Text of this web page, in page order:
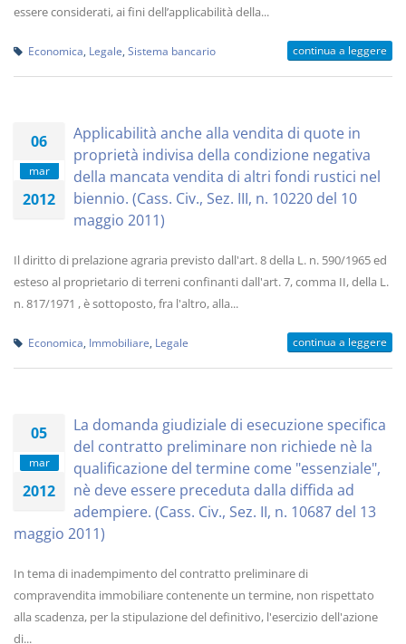
essere considerati, ai fini dell’applicabilità della...
Economica Legale Sistema bancario continua a leggere
06
mar
2012
Applicabilità anche alla vendita di quote in
proprietà indivisa della condizione negativa
della mancata vendita di altri fondi rustici nel
biennio. (Cass. Civ., Sez. III, n. 10220 del 10
maggio 2011)
Il diritto di prelazione agraria previsto dall'art. 8 della L. n. 590/1965 ed
esteso al proprietario di terreni confinanti dall'art. 7, comma II, della L.
n. 817/1971 , è sottoposto, fra l'altro, alla...
Economica Immobiliare Legale continua a leggere
05
mar
2012
La domanda giudiziale di esecuzione specifica
del contratto preliminare non richiede nè la
qualificazione del termine come "essenziale",
nè deve essere preceduta dalla diffida ad
adempiere. (Cass. Civ., Sez. II, n. 10687 del 13
maggio 2011)
In tema di inadempimento del contratto preliminare di
compravendita immobiliare contenente un termine, non rispettato
alla scadenza, per la stipulazione del definitivo, l'esercizio dell'azione
di...